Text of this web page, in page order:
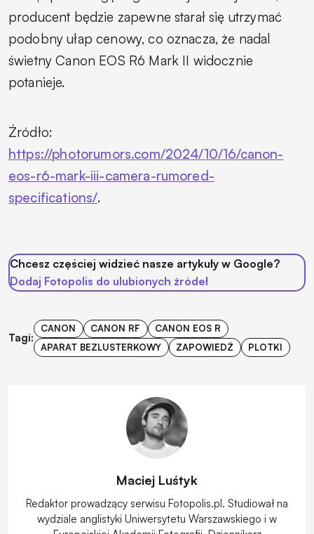
producent będzie zapewne starał się utrzymać
podobny ułap cenowy, co oznacza, że nadal
świetny Canon EOS R6 Mark II widocznie
potanieje.
Źródło:
https://photorumors.com/2024/10/16/canon-
eos-r6-mark-iii-camera-rumored-
specifications/.
Chcesz częściej widzieć nasze artykuły w Google?
Dodaj Fotopolis do ulubionych źródeł
Tagi:
CANON CANON RF
CANON EOS R
APARAT BEZLUSTERKOWY
ZAPOWIEDŹ PLOTKI
Maciej Luśtyk
Redaktor prowadzący serwisu Fotopolis.pl. Studiował na
wydziale anglistyki Uniwersytetu Warszawskiego i w